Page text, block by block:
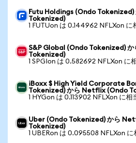
Futu Holdings (Ondo
Tokenized)
1 FUTUon は 0.144962 NFLXon に
S&P Global (Ondo Tokenized)
Tokenized)
1 SPGIon は 0.582692 NFLXon に
iBoxx $ High Yield Corporate
Tokenized) から Netflix (Ondo
1 HYGon は 0.113902 NFLXon に相
Uber (Ondo Tokenized) から
Tokenized)
1 UBERon は 0.095508 NFLXon に